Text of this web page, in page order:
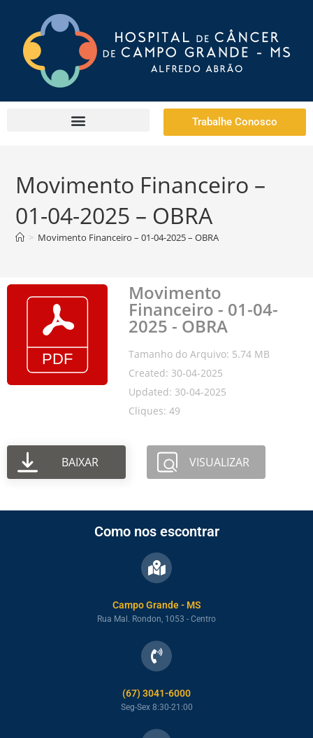
Trabalhe Conosco
Movimento Financeiro –
01-04-2025 – OBRA
> Movimento Financeiro – 01-04-2025 – OBRA
Movimento
Financeiro - 01-04-
2025 - OBRA
Tamanho do Arquivo: 5.74 MB
Created: 30-04-2025
Updated: 30-04-2025
Cliques: 49
BAIXAR VISUALIZAR
Como nos escontrar
Campo Grande - MS
Rua Mal. Rondon, 1053 - Centro
(67) 3041-6000
Seg-Sex 8:30-21:00